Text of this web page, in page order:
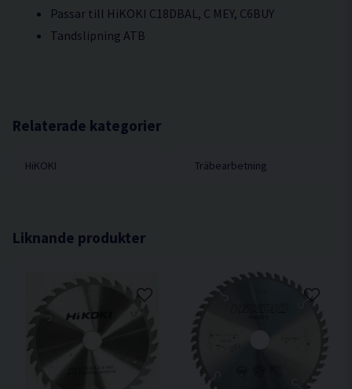
Passar till HiKOKI C18DBAL, C MEY, C6BUY
Tandslipning ATB
Relaterade kategorier
HiKOKI Träbearbetning
Liknande produkter